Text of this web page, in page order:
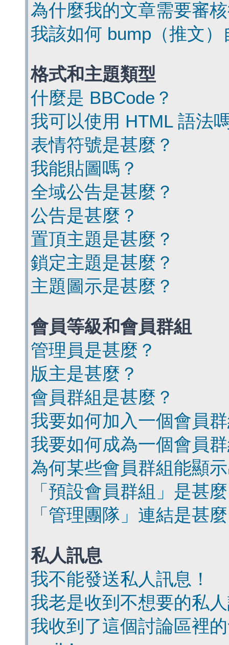
為什麼我的文章需要審
我該如何 bump（推文
格式和主題類型
什麼是 BBCode？
我可以使用 HTML 語法
表情符號是甚麼？
我能貼圖嗎？
全域公告是甚麼？
公告是甚麼？
置頂主題是甚麼？
鎖定主題是甚麼？
主題圖示是甚麼？
會員等級和會員群組
管理員是甚麼？
版主是甚麼？
會員群組是甚麼？
我要如何加入一個會員
我要如何成為一個會員
為何某些會員群組能顯
「預設會員群組」是甚
「管理團隊」連結是甚
私人訊息
我不能發送私人訊息！
我老是收到不想要的私
我收到了這個討論區裡